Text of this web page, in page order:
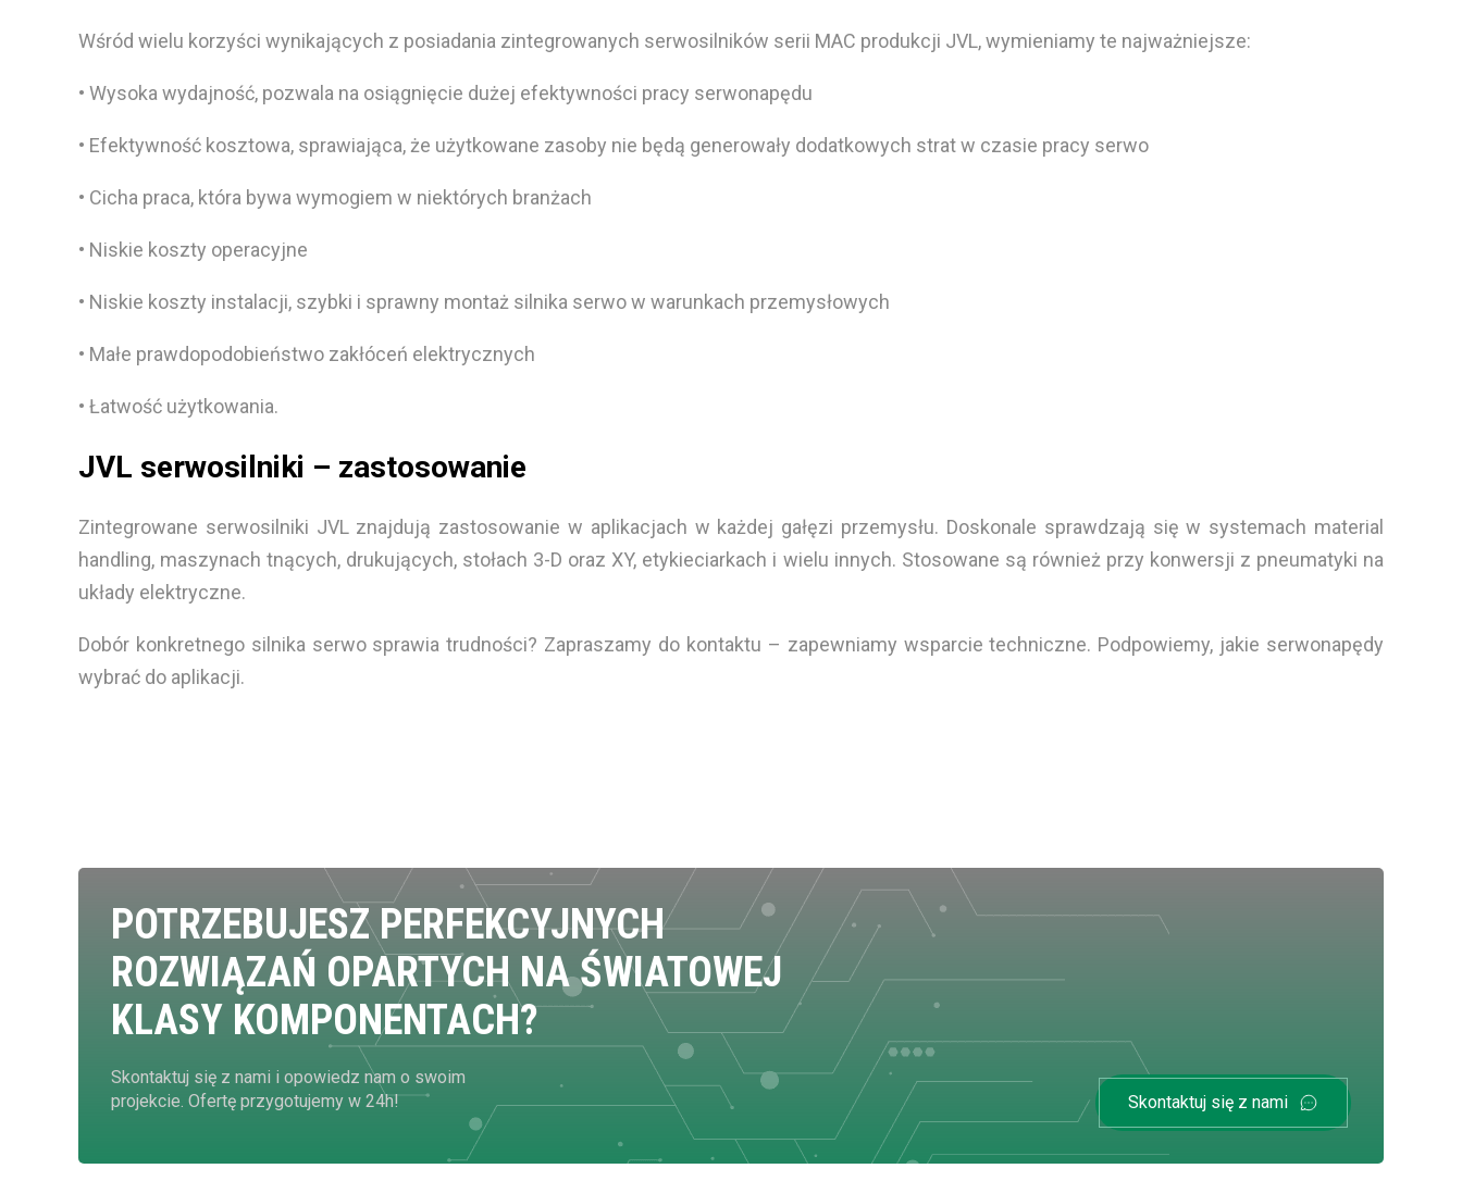
Wśród wielu korzyści wynikających z posiadania zintegrowanych serwosilników serii MAC produkcji JVL, wymieniamy te najważniejsze:
• Wysoka wydajność, pozwala na osiągnięcie dużej efektywności pracy serwonapędu
• Efektywność kosztowa, sprawiająca, że użytkowane zasoby nie będą generowały dodatkowych strat w czasie pracy serwo
• Cicha praca, która bywa wymogiem w niektórych branżach
• Niskie koszty operacyjne
• Niskie koszty instalacji, szybki i sprawny montaż silnika serwo w warunkach przemysłowych
• Małe prawdopodobieństwo zakłóceń elektrycznych
• Łatwość użytkowania.
JVL serwosilniki – zastosowanie
Zintegrowane serwosilniki JVL znajdują zastosowanie w aplikacjach w każdej gałęzi przemysłu. Doskonale sprawdzają się w systemach material
handling, maszynach tnących, drukujących, stołach 3-D oraz XY, etykieciarkach i wielu innych. Stosowane są również przy konwersji z pneumatyki na
układy elektryczne.
Dobór konkretnego silnika serwo sprawia trudności? Zapraszamy do kontaktu – zapewniamy wsparcie techniczne. Podpowiemy, jakie serwonapędy
wybrać do aplikacji.
POTRZEBUJESZ PERFEKCYJNYCH
ROZWIĄZAŃ OPARTYCH NA ŚWIATOWEJ
KLASY KOMPONENTACH?
Skontaktuj się z nami i opowiedz nam o swoim
projekcie. Ofertę przygotujemy w 24h!
Skontaktuj się z nami